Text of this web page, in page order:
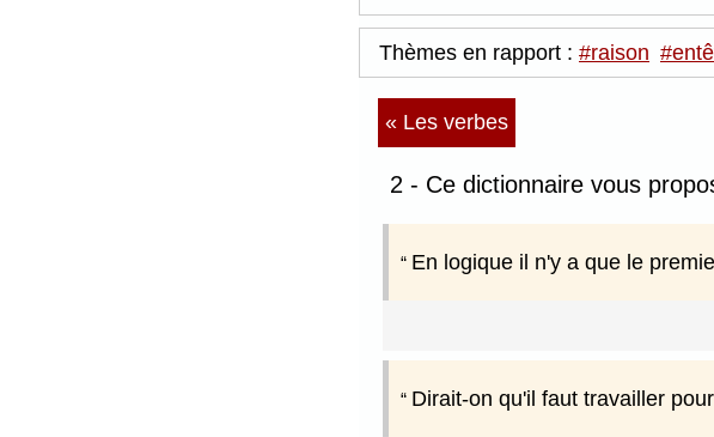
Thèmes en rapport : #raison
« Les verbes
2 - Ce dictionnaire vous
En logique il n'y a que le
Dirait-on qu'il faut travailler